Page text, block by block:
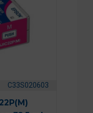
C33S020603